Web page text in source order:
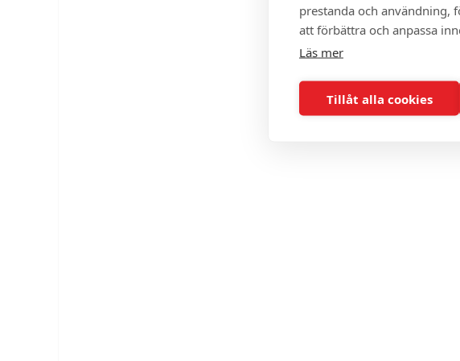
prestanda och användning,
att förbättra och anpassa
Läs mer
Tillåt alla cookies